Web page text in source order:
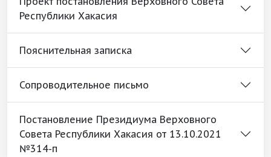
Республики Хакасия
Пояснительная записка
Сопроводительное письмо
Постановление Президиума Верховного
Совета Республики Хакасия от 13.10.2021
№314-п